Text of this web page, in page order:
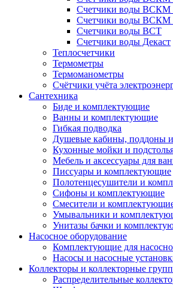
Счетчики воды ВСКМ
Счетчики воды ВСКМ
Счетчики воды ВСТ
Счетчики воды Декаст
Теплосчетчики
Термометры
Термоманометры
Счётчики учёта
Сантехника
Биде и комплектующие
Ванны и комплектующие
Гибкая подводка
Душевые кабины, поддоны
Кухонные мойки и
Мебель и аксессуары для
Писсуары и комплектующие
Полотенцесушители и
Сифоны и комплектующие
Смесители и
Умывальники и
Унитазы бачки и
Насосное оборудование
Комплектующие для
Насосы и насосные
Коллекторы и коллекторные
Распределительные